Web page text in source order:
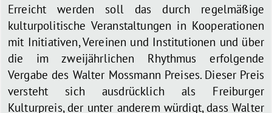
Erreicht werden soll das durch regelmäßige
kulturpolitische Veranstaltungen in Kooperationen
mit Initiativen, Vereinen und Institutionen und über
die im zweijährlichen Rhythmus erfolgende
Vergabe des Walter Mossmann Preises. Dieser Preis
versteht sich ausdrücklich als Freiburger
Kulturpreis, der unter anderem würdigt, dass Walter